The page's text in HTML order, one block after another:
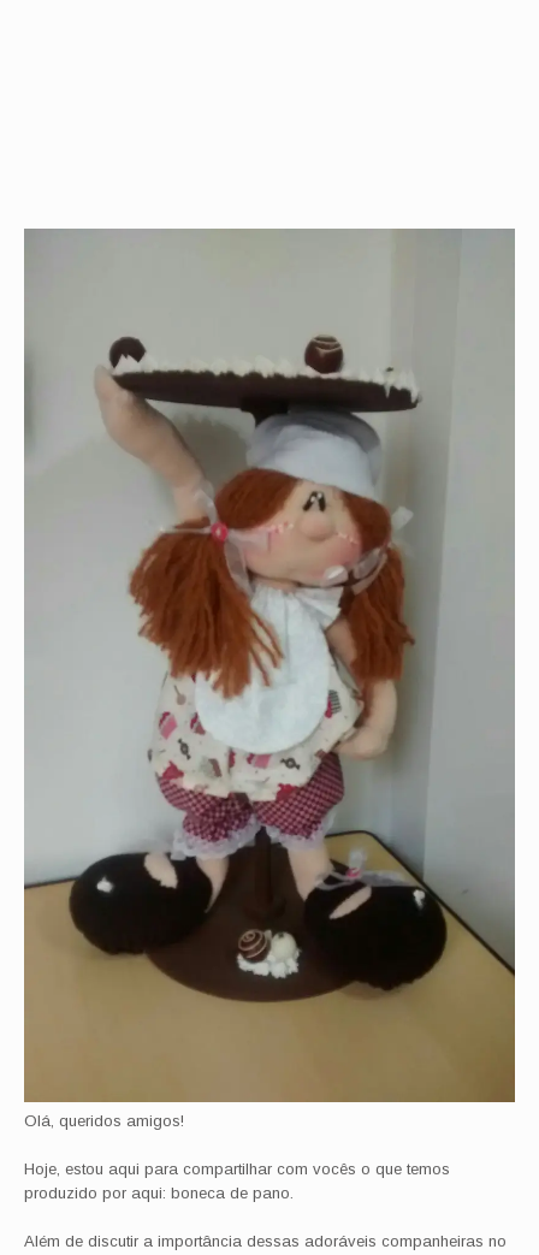
Olá, queridos amigos!
Hoje, estou aqui para compartilhar com vocês o que temos
produzido por aqui: boneca de pano.
Além de discutir a importância dessas adoráveis companheiras no